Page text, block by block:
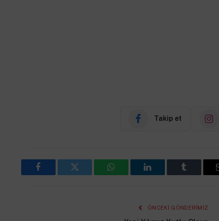
Takip et
Facebook Twitter WhatsAppLinkedIn Tumblr
ÖNCEKI GÖNDERIMIZ